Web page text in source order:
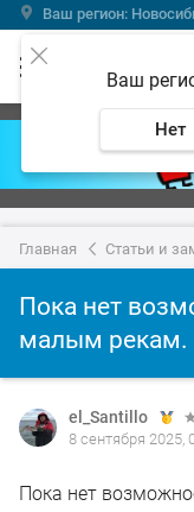
Ваш регион:
Ваш
Нет
Главная Статьи и
Пока нет
малым рекам.
el_Santillo
8 сентября 2025,
Пока нет